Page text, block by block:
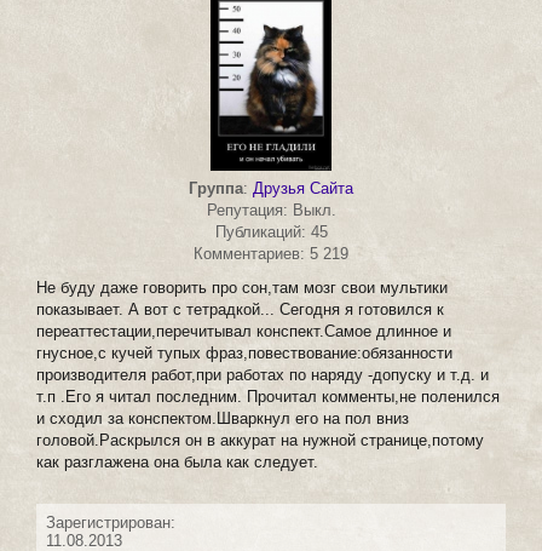
Группа: Друзья Сайта
Репутация: Выкл.
Публикаций: 45
Комментариев: 5 219
Не буду даже говорить про сон,там мозг свои мультики
показывает. А вот с тетрадкой... Сегодня я готовился к
переаттестации,перечитывал конспект.Самое длинное и
гнусное,с кучей тупых фраз,повествование:обязанности
производителя работ,при работах по наряду -допуску и т.д. и
т.п .Его я читал последним. Прочитал комменты,не поленился
и сходил за конспектом.Шваркнул его на пол вниз
головой.Раскрылся он в аккурат на нужной странице,потому
как разглажена она была как следует.
Зарегистрирован:
11.08.2013